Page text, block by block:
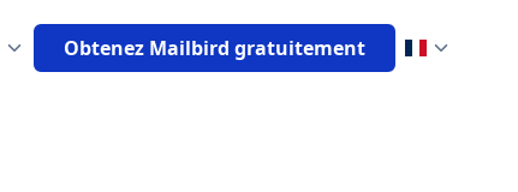
Obtenez Mailbird gratuitement Français